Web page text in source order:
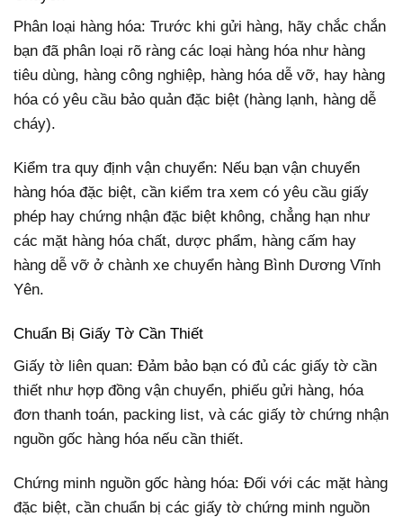
Phân loại hàng hóa: Trước khi gửi hàng, hãy chắc chắn
bạn đã phân loại rõ ràng các loại hàng hóa như hàng
tiêu dùng, hàng công nghiệp, hàng hóa dễ vỡ, hay hàng
hóa có yêu cầu bảo quản đặc biệt (hàng lạnh, hàng dễ
cháy).
Kiểm tra quy định vận chuyển: Nếu bạn vận chuyển
hàng hóa đặc biệt, cần kiểm tra xem có yêu cầu giấy
phép hay chứng nhận đặc biệt không, chẳng hạn như
các mặt hàng hóa chất, dược phẩm, hàng cấm hay
hàng dễ vỡ ở chành xe chuyển hàng Bình Dương Vĩnh
Yên.
Chuẩn Bị Giấy Tờ Cần Thiết
Giấy tờ liên quan: Đảm bảo bạn có đủ các giấy tờ cần
thiết như hợp đồng vận chuyển, phiếu gửi hàng, hóa
đơn thanh toán, packing list, và các giấy tờ chứng nhận
nguồn gốc hàng hóa nếu cần thiết.
Chứng minh nguồn gốc hàng hóa: Đối với các mặt hàng
đặc biệt, cần chuẩn bị các giấy tờ chứng minh nguồn